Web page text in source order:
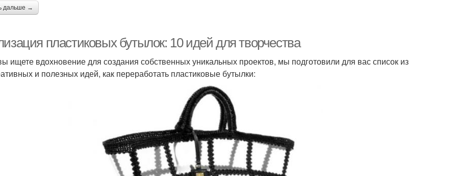
дальше →
пластиковых бутылок: 10 идей для творчества
ищете вдохновение для создания собственных уникальных проектов, мы подготовили для вас список из
и полезных идей, как переработать пластиковые бутылки: